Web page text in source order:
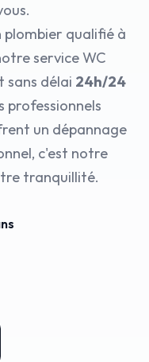
plombier qualifié à
service WC
sans délai 24h/24
professionnels
un dépannage
c'est notre
tranquillité.